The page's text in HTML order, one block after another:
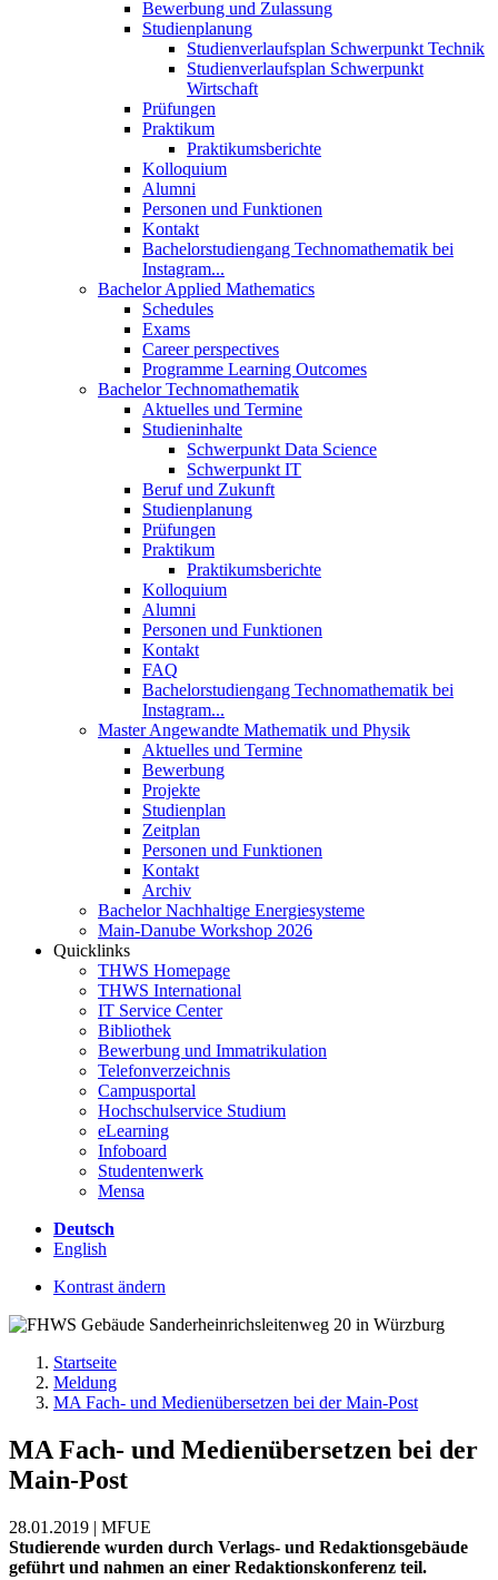
Bewerbung und Zulassung
Studienplanung
Studienverlaufsplan Schwerpunkt Technik
Studienverlaufsplan Schwerpunkt
Wirtschaft
Prüfungen
Praktikum
Praktikumsberichte
Kolloquium
Alumni
Personen und Funktionen
Kontakt
Bachelorstudiengang Technomathematik bei
Instagram...
Bachelor Applied Mathematics
Schedules
Exams
Career perspectives
Programme Learning Outcomes
Bachelor Technomathematik
Aktuelles und Termine
Studieninhalte
Schwerpunkt Data Science
Schwerpunkt IT
Beruf und Zukunft
Studienplanung
Prüfungen
Praktikum
Praktikumsberichte
Kolloquium
Alumni
Personen und Funktionen
Kontakt
FAQ
Bachelorstudiengang Technomathematik bei
Instagram...
Master Angewandte Mathematik und Physik
Aktuelles und Termine
Bewerbung
Projekte
Studienplan
Zeitplan
Personen und Funktionen
Kontakt
Archiv
Bachelor Nachhaltige Energiesysteme
Main-Danube Workshop 2026
Quicklinks
THWS Homepage
THWS International
IT Service Center
Bibliothek
Bewerbung und Immatrikulation
Telefonverzeichnis
Campusportal
Hochschulservice Studium
eLearning
Infoboard
Studentenwerk
Mensa
Deutsch
English
Kontrast ändern
Startseite
Meldung
MA Fach- und Medienübersetzen bei der Main-Post
MA Fach- und Medienübersetzen bei der
Main-Post
28.01.2019 | MFUE
Studierende wurden durch Verlags- und Redaktionsgebäude
geführt und nahmen an einer Redaktionskonferenz teil.